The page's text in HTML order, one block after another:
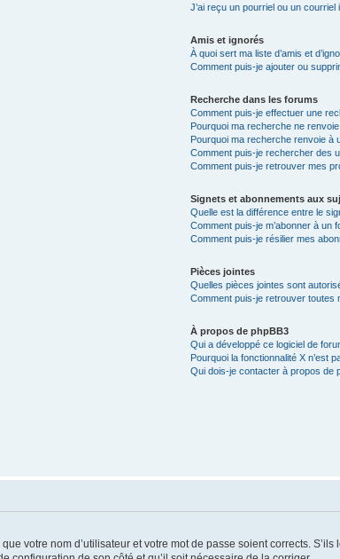
J’ai reçu un pourriel ou un
Amis et ignorés
À quoi sert ma liste d’amis et
Comment puis-je ajouter ou
Recherche dans les forums
Comment puis-je effectuer une
Pourquoi ma recherche ne
Pourquoi ma recherche renvoie à
Comment puis-je rechercher des
Comment puis-je retrouver mes
Signets et abonnements aux
Quelle est la différence entre le
Comment puis-je m’abonner à un
Comment puis-je résilier mes
Pièces jointes
Quelles pièces jointes sont
Comment puis-je retrouver toutes
À propos de phpBB3
Qui a développé ce logiciel de
Pourquoi la fonctionnalité X n’est
Qui dois-je contacter à propos de
votre nom d’utilisateur et votre mot de passe soient corrects.